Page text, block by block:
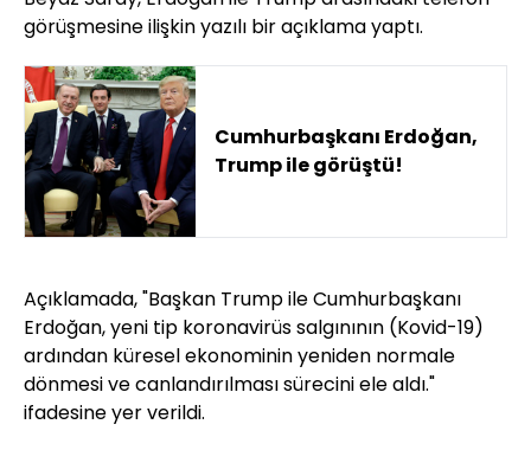
görüşmesine ilişkin yazılı bir açıklama yaptı.
Cumhurbaşkanı Erdoğan,
Trump ile görüştü!
Açıklamada, "Başkan Trump ile Cumhurbaşkanı
Erdoğan, yeni tip koronavirüs salgınının (Kovid-19)
ardından küresel ekonominin yeniden normale
dönmesi ve canlandırılması sürecini ele aldı."
ifadesine yer verildi.